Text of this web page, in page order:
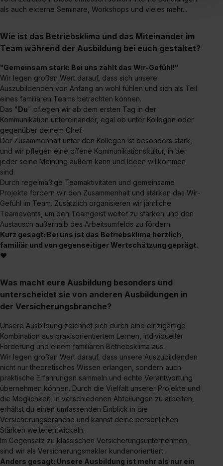
einverstanden, dass dir nach Setzen der Cookies externe
erforderliche personenbezogene Daten an Social Media
Dienste, ggfs. mit Sitz in den USA, übermittelt werden.
Eine Erlaubnis hierfür kannst du auch später noch im
Einzelfall bei dem jeweiligen Inhalt erteilen. Willst du nur
bestimmte Verwendungszwecke zulassen, triff deine
Auswahl über die Checkboxen und klick auf „Auswahl
erlauben“. Die Einwilligung zur Platzierung von Cookies
der Kategorien „Präferenzen“, „Statistiken“ und „Social
Media und Marketing“ umfasst hierbei die Einwilligung
zur Übermittlung deiner Daten in die USA (Art. 49 Abs. 1
S. 1 lit. a) DS-GVO). Die USA verfügen über kein
angemessenes Datenschutzniveau (EuGH – Schrems
II). Du kannst die von dir erteilte Einwilligung jederzeit mit
Wirkung für die Zukunft ganz oder teilweise über unsere
Datenschutzerklärung unter dem Punkt „Datenschutz-
Einstellungen“ widerrufen. Weitere Informationen zu den
einzelnen Cookies findest du durch Klick auf „Details
zeigen“. Weitere Informationen:Datenschutzerklärung
Impressum.
als auch externe Seminare, Workshops und vieles mehr...
Wie ist das Betriebsklima und das Miteinander im
Team während der Ausbildung bei euch gestaltet?
"Gemeinsam stark: Bei uns zählt das Wir-Gefühl!"
Wir legen großen Wert darauf, dass sich unsere
Auszubildenden von Anfang an wohl fühlen und sich als Teil
eines familiären Teams betrachten können.
Das "Du" pflegen wir ab dem ersten Tag in der
Kommunikation untereinander, egal ob unter Kollegen oder
gegenüber deinem Chef.
Der Zusammenhalt unter den Kollegen ist besonders stark,
und wir pflegen eine offene Kommunikationskultur, in der
jeder seine Meinung äußern kann und Ideen willkommen
sind.
Durch regelmäßige Teamaktivitäten und gemeinsame
Projekte fördern wir den Zusammenhalt und stärken das Wir-
Gefühl im Team. Zusätzlich organisieren wir jährliche
Teamevents, um den Teamgeist weiter zu stärken und den
Austausch außerhalb des Arbeitsumfelds zu fördern.
Kurz gesagt: Bei uns ist das Betriebsklima herzlich,
familiär und von gegenseitiger Wertschätzung geprägt.
❤
Was macht eure Ausbildung besonders und
unterscheidet sie von anderen Ausbildungen in
der Versicherungsbranche?
Unsere Ausbildung zeichnet sich durch eine einzigartige
Kombination aus praxisorientiertem Lernen, individueller
Förderung und einem familiären Betriebsklima aus.
Wir legen großen Wert darauf, dass unsere Auszubildenden
nicht nur theoretisches Wissen erlangen, sondern auch
praktische Erfahrungen sammeln und echte Verantwortung
übernehmen können. Durch die Vielfalt unserer Projekte und
die Möglichkeit, in verschiedenen Abteilungen zu arbeiten,
erhältst du einen umfassenden Einblick in die
Versicherungsbranche und kannst deine persönlichen
Stärken weiterentwickeln.
Im Gegensatz zu klassischen Versicherungsunternehmen,
sind wir als Versicherungsmakler kundenorientiert.
Anders gesagt: Unsere Ausbildung ist mehr als nur ein